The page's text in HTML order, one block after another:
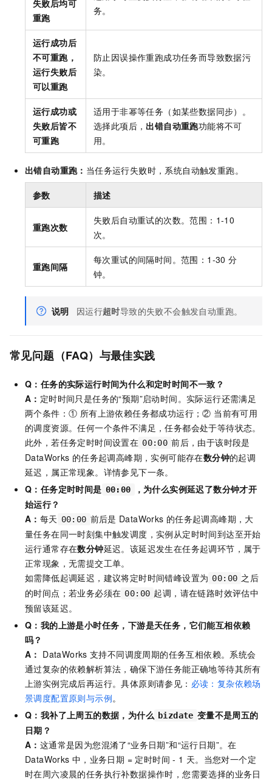
失败后均可
重跑
务。
运行成功后
不可重跑，
运行失败后
可以重跑
防止因误操作重跑成功任务而导致数据污
染。
运行成功或
失败后皆不
可重跑
适用于非幂等任务（如某些数据同步）。
选择此项后， 出错自动重跑功能将不可
用。
出错自动重跑： 当任务运行失败时，系统自动触发重跑。
参数 描述
重跑次数
失败后自动重试的次数。范围：1-10
次。
重跑间隔
每次重试的间隔时间。范围：1-30 分
钟。
说明 因运行超时导致的失败不会触发自动重跑。
常见问题（FAQ）与最佳实践
Q：任务的实际运行时间为什么和定时时间不一致？
A： 定时时间只是任务的“预期”启动时间。实际运行还需满足
两个条件：① 所有上游依赖任务都成功运行；② 当前有可用
的调度资源。任何一个条件不满足，任务都会处于等待状态。
此外，若任务定时时间设置在 00:00 前后，由于该时段是
DataWorks 的任务起调高峰期，实例可能存在数分钟的起调
延迟，属正常现象。详情参见下一条。
Q：任务定时时间是 00:00
，为什么实例延迟了数分钟才开
始运行？
A： 每天 00:00 前后是 DataWorks 的任务起调高峰期，大
量任务在同一时刻集中触发调度，实例从定时时间到达至开始
运行通常存在数分钟延迟。该延迟发生在任务起调环节，属于
正常现象，无需提交工单。
如需降低起调延迟，建议将定时时间错峰设置为 00:00 之后
的时间点；若业务必须在 00:00 起调，请在链路时效评估中
预留该延迟。
Q：我的上游是小时任务，下游是天任务，它们能互相依赖
吗？
A： DataWorks 支持不同调度周期的任务互相依赖。系统会
通过复杂的依赖解析算法，确保下游任务能正确地等待其所有
上游实例完成后再运行。具体原则请参见： 必读：复杂依赖场
景调度配置原则与示例。
Q：我补了上周五的数据，为什么 bizdate 变量不是周五的
日期？
A： 这通常是因为您混淆了“业务日期”和“运行日期”。在
DataWorks 中，业务日期 = 定时时间 - 1 天。当您对一个定
时在周六凌晨的任务执行补数据操作时，您需要选择的业务日